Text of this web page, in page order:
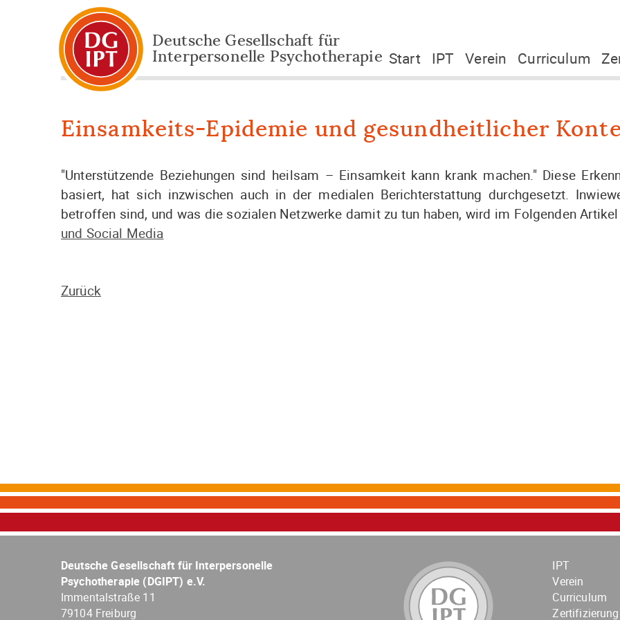
Deutsche Gesellschaft für
Interpersonelle PsychotherapieNavigation überspringen
Start IPT
Was ist IPT
Modifikationen
Forschungslage
ISIPT
Verein
Mitgliedsantrag
Vorstand
Beirat
Curriculum
Webinar
Einsamkeits-Epidemie und gesundheitlicher
"Unterstützende Beziehungen sind heilsam – Einsamkeit kann krank machen." Diese
basiert, hat sich inzwischen auch in der medialen Berichterstattung durchgesetzt.
betroffen sind, und was die sozialen Netzwerke damit zu tun haben, wird im Folgenden
und Social Media
Zurück
Deutsche Gesellschaft für Interpersonelle
Psychotherapie (DGIPT) e.V.
Immentalstraße 11
79104 Freiburg
IPT
Verein
Curriculum
Zertifizierung